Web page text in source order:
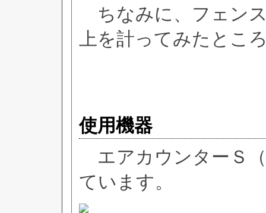
ちなみに、フェン
上を計ってみたとこ
使用機器
エアカウンターＳ（
ています。